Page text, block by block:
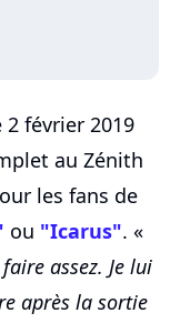
février 2019
au Zénith
les fans de
ou "Icarus". «
assez. Je lui
après la sortie